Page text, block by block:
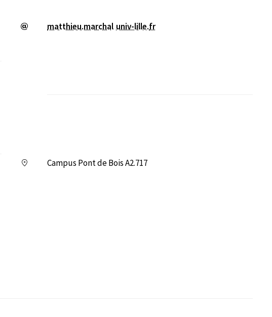
fenêtre)
nouvelle fenêtre)
matthieu.marchal univ-lille.fr
Campus Pont de Bois A2.717